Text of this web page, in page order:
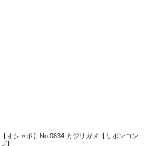
【オシャボ】No.0834 カジリガメ【リボンコン
プ】